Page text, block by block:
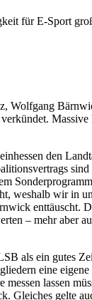
für E-Sport
Wolfgang
den
weshalb wir in
– mehr aber
als ein gutes
eine
lassen
Gleiches gelte